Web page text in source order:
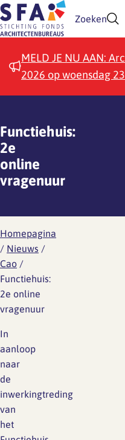
Doorgaan naar inhoud
Zoeken
MELD JE NU AAN:
2026 op woensdag
Functiehuis:
2e
online
vragenuur
Homepagina
/ Nieuws /
Cao /
Functiehuis:
2e online
vragenuur
In
aanloop
naar
de
inwerkingtreding
van
het